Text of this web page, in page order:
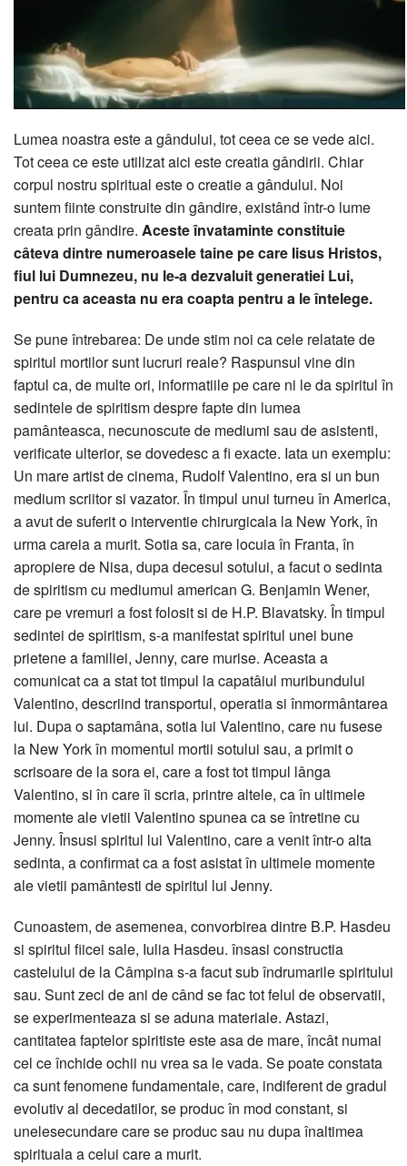
Lumea noastra este a gândului, tot ceea ce se vede aici.
Tot ceea ce este utilizat aici este creatia gândirii. Chiar
corpul nostru spiritual este o creatie a gândului. Noi
suntem fiinte construite din gândire, existând într-o lume
creata prin gândire. Aceste învataminte constituie
câteva dintre numeroasele taine pe care Iisus Hristos,
fiul lui Dumnezeu, nu le-a dezvaluit generatiei Lui,
pentru ca aceasta nu era coapta pentru a le întelege.
Se pune întrebarea: De unde stim noi ca cele relatate de
spiritul mortilor sunt lucruri reale? Raspunsul vine din
faptul ca, de multe ori, informatiile pe care ni le da spiritul în
sedintele de spiritism despre fapte din lumea
pamânteasca, necunoscute de mediumi sau de asistenti,
verificate ulterior, se dovedesc a fi exacte. Iata un exemplu:
Un mare artist de cinema, Rudolf Valentino, era si un bun
medium scriitor si vazator. În timpul unui turneu în America,
a avut de suferit o interventie chirurgicala la New York, în
urma careia a murit. Sotia sa, care locuia în Franta, în
apropiere de Nisa, dupa decesul sotului, a facut o sedinta
de spiritism cu mediumul american G. Benjamin Wener,
care pe vremuri a fost folosit si de H.P. Blavatsky. În timpul
sedintei de spiritism, s-a manifestat spiritul unei bune
prietene a familiei, Jenny, care murise. Aceasta a
comunicat ca a stat tot timpul la capatâiul muribundului
Valentino, descriind transportul, operatia si înmormântarea
lui. Dupa o saptamâna, sotia lui Valentino, care nu fusese
la New York în momentul mortii sotului sau, a primit o
scrisoare de la sora ei, care a fost tot timpul lânga
Valentino, si în care îi scria, printre altele, ca în ultimele
momente ale vietii Valentino spunea ca se întretine cu
Jenny. Însusi spiritul lui Valentino, care a venit într-o alta
sedinta, a confirmat ca a fost asistat în ultimele momente
ale vietii pamântesti de spiritul lui Jenny.
Cunoastem, de asemenea, convorbirea dintre B.P. Hasdeu
si spiritul fiicei sale, Iulia Hasdeu. însasi constructia
castelului de la Câmpina s-a facut sub îndrumarile spiritului
sau. Sunt zeci de ani de când se fac tot felul de observatii,
se experimenteaza si se aduna materiale. Astazi,
cantitatea faptelor spiritiste este asa de mare, încât numai
cel ce închide ochii nu vrea sa le vada. Se poate constata
ca sunt fenomene fundamentale, care, indiferent de gradul
evolutiv al decedatilor, se produc în mod constant, si
unelesecundare care se produc sau nu dupa înaltimea
spirituala a celui care a murit.